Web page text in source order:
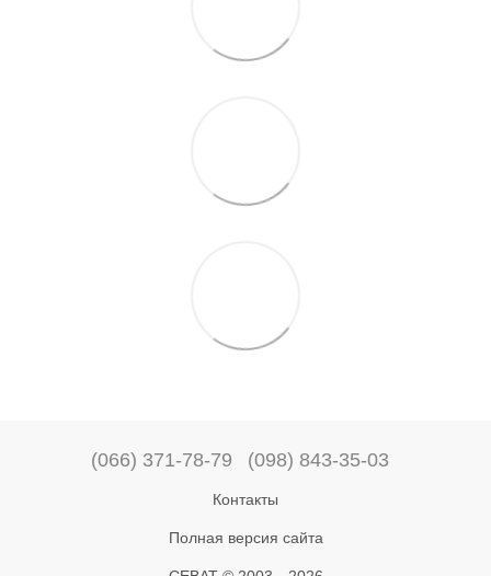
(066) 371-78-79 (098) 843-35-03
Контакты
Полная версия сайта